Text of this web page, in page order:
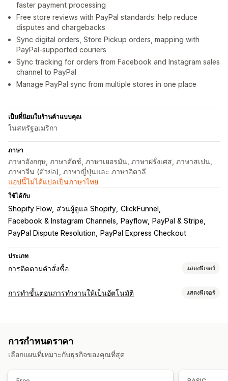
faster payment processing
Free store reviews with PayPal standards: help reduce
disputes and chargebacks
Sync digital orders, Store Pickup orders, mapping with
PayPal-supported couriers
Sync tracking for orders from Facebook and Instagram sales
channel to PayPal
Manage PayPal sync from multiple stores in one place
เป็นที่นิยมในร้านค้าแบบคุณ
ในสหรัฐอเมริกา
ภาษา
ภาษาอังกฤษ, ภาษาดัตช์, ภาษาเยอรมัน, ภาษาฝรั่งเศส, ภาษาสเปน,
ภาษาจีน (ตัวย่อ), ภาษาญี่ปุ่นและ ภาษาอิตาลี
แอปนี้ไม่ได้แปลเป็นภาษาไทย
ใช้ได้กับ
Shopify Flow ส่วนผู้ดูแล Shopify ClickFunnel
Facebook & Instagram Channels
Payflow
PayPal & Stripe
PayPal Dispute Resolution
PayPal Express Checkout
ประเภท
การติดตามคำสั่งซื้อ แสดงฟีเจอร์
การติดตาม
การแจ้งเตือน
อีเมล
การแจ้งเตือนแบบเรียลไทม์
การแจ้งเตือนพนักงาน
การทำขั้นตอนการทำงานให้เป็นอัตโนมัติ แสดงฟีเจอร์
การปรับแต่ง
ซิงค์ข้อมูลอัตโนมัติ
การกำหนดราคา
เลือกแผนที่เหมาะกับธุรกิจของคุณที่สุด